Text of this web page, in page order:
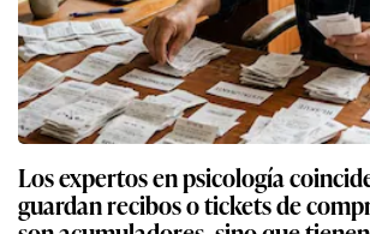
Los expertos en psicología
guardan recibos o tickets de